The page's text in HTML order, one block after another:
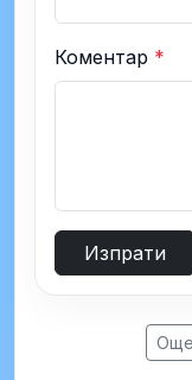
Коментар *
Изпрати
Още